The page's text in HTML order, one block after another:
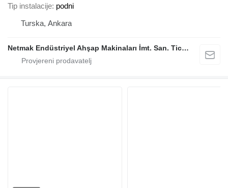
Tip instalacije podni
Turska, Ankara
Netmak Endüstriyel Ahşap Makinaları İmt. San. Tic. A.Ş.